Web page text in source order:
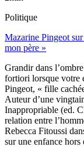
Politique
Mazarine Pingeot
mon père »
Grandir dans
fortiori lorsque votre
Pingeot, « fille
Auteur d’une
Inappropriable (ed.
relation entre
Rebecca Fitoussi
sur une enfance hors